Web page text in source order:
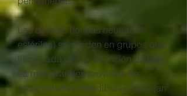
Las obreras (formas neutras o
estériles) se dividen en grupos que
tiene cada uno una función distinta.
La más grandes provistas de
desarrolladas mandíbulas, trabajan